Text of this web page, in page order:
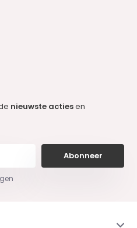
nieuwste actiesen
Abonneer